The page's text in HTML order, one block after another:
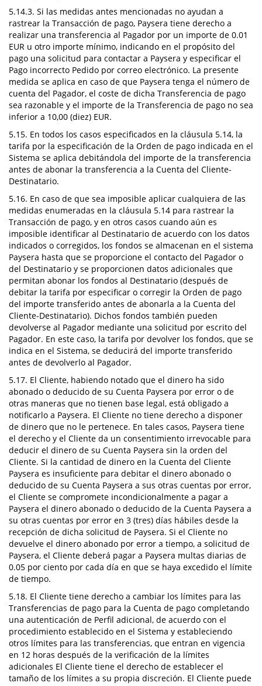
5.14.3. Si las medidas antes mencionadas no ayudan a
rastrear la Transacción de pago, Paysera tiene derecho a
realizar una transferencia al Pagador por un importe de 0.01
EUR u otro importe mínimo, indicando en el propósito del
pago una solicitud para contactar a Paysera y especificar el
Pago incorrecto Pedido por correo electrónico. La presente
medida se aplica en caso de que Paysera tenga el número de
cuenta del Pagador, el coste de dicha Transferencia de pago
sea razonable y el importe de la Transferencia de pago no sea
inferior a 10,00 (diez) EUR.
5.15. En todos los casos especificados en la cláusula 5.14, la
tarifa por la especificación de la Orden de pago indicada en el
Sistema se aplica debitándola del importe de la transferencia
antes de abonar la transferencia a la Cuenta del Cliente-
Destinatario.
5.16. En caso de que sea imposible aplicar cualquiera de las
medidas enumeradas en la cláusula 5.14 para rastrear la
Transacción de pago, y en otros casos cuando aún es
imposible identificar al Destinatario de acuerdo con los datos
indicados o corregidos, los fondos se almacenan en el sistema
Paysera hasta que se proporcione el contacto del Pagador o
del Destinatario y se proporcionen datos adicionales que
permitan abonar los fondos al Destinatario (después de
debitar la tarifa por especificar o corregir la Orden de pago
del importe transferido antes de abonarla a la Cuenta del
Cliente-Destinatario). Dichos fondos también pueden
devolverse al Pagador mediante una solicitud por escrito del
Pagador. En este caso, la tarifa por devolver los fondos, que se
indica en el Sistema, se deducirá del importe transferido
antes de devolverlo al Pagador.
5.17. El Cliente, habiendo notado que el dinero ha sido
abonado o deducido de su Cuenta Paysera por error o de
otras maneras que no tienen base legal, está obligado a
notificarlo a Paysera. El Cliente no tiene derecho a disponer
de dinero que no le pertenece. En tales casos, Paysera tiene
el derecho y el Cliente da un consentimiento irrevocable para
deducir el dinero de su Cuenta Paysera sin la orden del
Cliente. Si la cantidad de dinero en la Cuenta del Cliente
Paysera es insuficiente para debitar el dinero abonado o
deducido de su Cuenta Paysera a sus otras cuentas por error,
el Cliente se compromete incondicionalmente a pagar a
Paysera el dinero abonado o deducido de la Cuenta Paysera a
su otras cuentas por error en 3 (tres) días hábiles desde la
recepción de dicha solicitud de Paysera. Si el Cliente no
devuelve el dinero abonado por error a tiempo, a solicitud de
Paysera, el Cliente deberá pagar a Paysera multas diarias de
0.05 por ciento por cada día en que se haya excedido el límite
de tiempo.
5.18. El Cliente tiene derecho a cambiar los límites para las
Transferencias de pago para la Cuenta de pago completando
una autenticación de Perfil adicional, de acuerdo con el
procedimiento establecido en el Sistema y estableciendo
otros límites para las transferencias, que entran en vigencia
en 12 horas después de la verificación de la límites
adicionales El Cliente tiene el derecho de establecer el
tamaño de los límites a su propia discreción. El Cliente puede